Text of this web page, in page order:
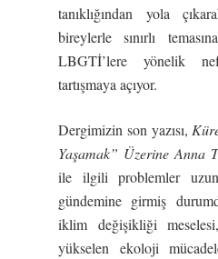
tanıklığından yola
bireylerle sınırlı
LBGTİ’lere yönelik
tartışmaya açıyor.
Dergimizin son yazısı,
Yaşamak” Üzerine Anna
ile ilgili problemler
gündemine girmiş
iklim değişikliği
yükselen ekoloji